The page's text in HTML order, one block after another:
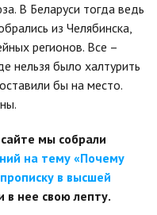
В Беларуси тогда ведь
из Челябинска,
регионов. Все –
нельзя было халтурить
бы на место.
мы собрали
на тему «Почему
в высшей
в нее свою лепту.